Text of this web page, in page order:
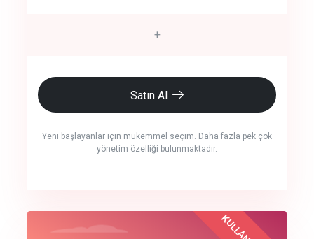
+
Satın Al
Yeni başlayanlar için mükemmel seçim. Daha fazla pek çok
yönetim özelliği bulunmaktadır.
crm auto cync